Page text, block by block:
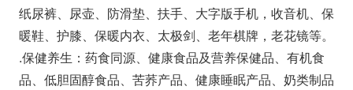
纸尿裤、尿壶、防滑垫、扶手、大字版手机，收音机、保
暖鞋、护膝、保暖内衣、太极剑、老年棋牌，老花镜等。
.保健养生：药食同源、健康食品及营养保健品、有机食
品、低胆固醇食品、苦荞产品、健康睡眠产品、奶类制品